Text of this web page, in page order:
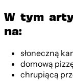
W tym
na:
słoneczną
domową
chrupiącą